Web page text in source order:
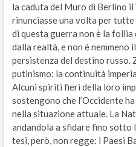
la caduta del Muro di Berlino
rinunciasse una volta per tutte
di questa guerra non è la
dalla realtà, e non è
persistenza del destino russo.
putinismo: la continuità
Alcuni spiriti fieri della loro
sostengono che l’Occidente
nella situazione attuale. La
andandola a sfidare fino sotto
tesi, però, non regge: i Paesi